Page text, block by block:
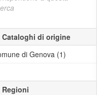
Cataloghi di origine
di Genova (1)
Regioni